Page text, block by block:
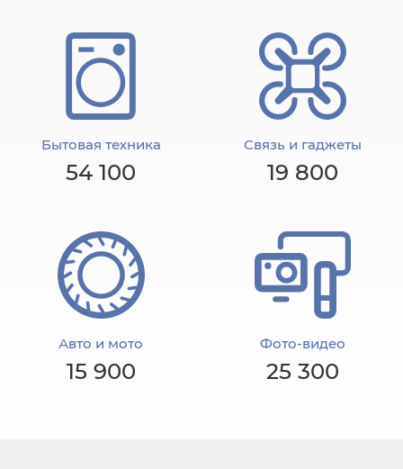
Бытовая техника
54 100
Связь и гаджеты
19 800
Авто и мото
15 900
Фото-видео
25 300